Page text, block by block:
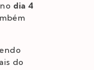
dia 4
do